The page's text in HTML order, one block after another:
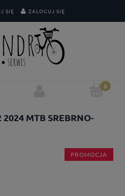
SIĘ ZALOGUJ SIĘ
MTB SREBRNO-
PROMOCJA